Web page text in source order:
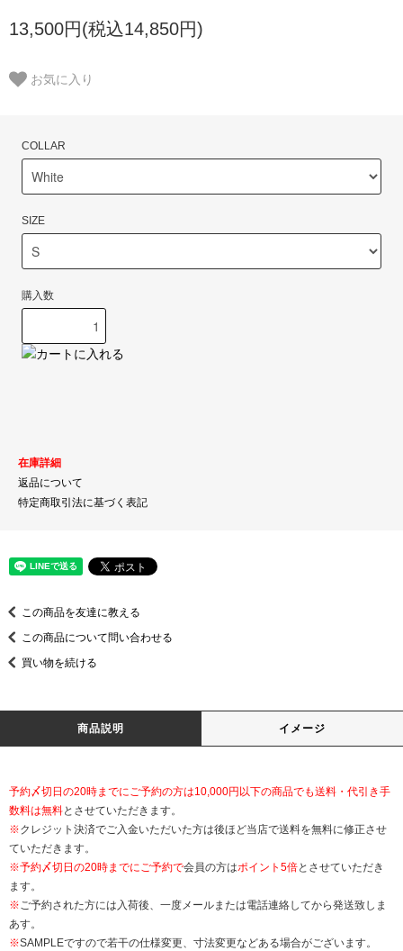
13,500円(税込14,850円)
お気に入り
COLLAR
SIZE
購入数
在庫詳細
返品について
特定商取引法に基づく表記
この商品を友達に教える
この商品について問い合わせる
買い物を続ける
商品説明 イメージ
予約〆切日の20時までにご予約の方は10,000円以下の商品でも送料・代引き手
数料は無料とさせていただきます。
※クレジット決済でご入金いただいた方は後ほど当店で送料を無料に修正させ
ていただきます。
※予約〆切日の20時までにご予約で会員の方はポイント5倍とさせていただき
ます。
※ご予約された方には入荷後、一度メールまたは電話連絡してから発送致しま
あす。
※SAMPLEですので若干の仕様変更、寸法変更などある場合がございます。